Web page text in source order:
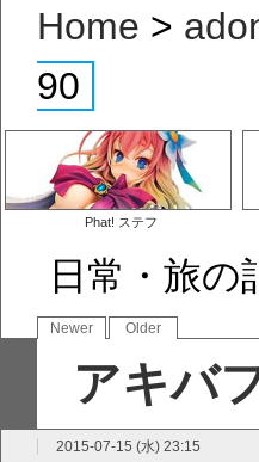
Home >
90
Phat! ステフ
日常・旅の
Newer Older
アキバ
2015-07-15 (水) 23:15